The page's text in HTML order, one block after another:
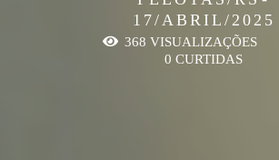
17/ABRIL/2025
368 VISUALIZAÇÕES
0 CURTIDAS